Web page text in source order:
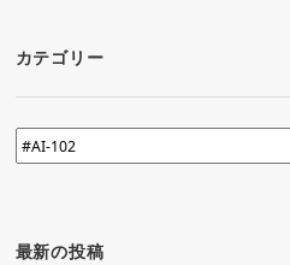
カテゴリー
カ
テ
ー
最新の投稿